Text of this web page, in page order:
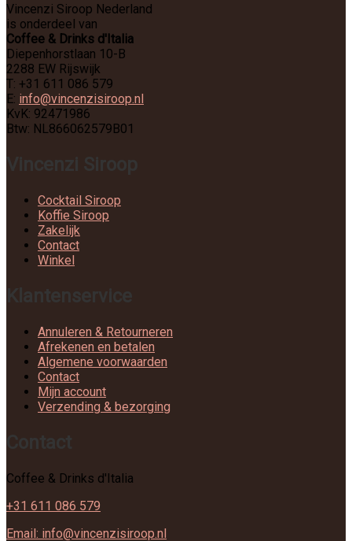
Vincenzi Siroop Nederland
is onderdeel van
Coffee & Drinks d'Italia
Diepenhorstlaan 10-B
2288 EW Rijswijk
T: +31 611 086 579
E: info@vincenzisiroop.nl
KvK: 92471986
Btw: NL866062579B01
Cocktail Siroop
Koffie Siroop
Zakelijk
Contact
Winkel
Annuleren & Retourneren
Afrekenen en betalen
Algemene voorwaarden
Contact
Mijn account
Verzending & bezorging
Coffee & Drinks d'Italia
+31 611 086 579
Email: info@vincenzisiroop.nl